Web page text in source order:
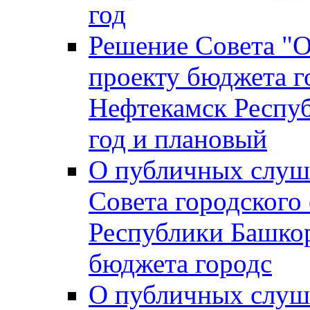
год
Решение Совета
проекту бюджета
Нефтекамск
год и плановый
О публичных
Совета
Республики
бюджета городс
О публичных